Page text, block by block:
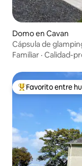
Domo en Cavan
Cápsula de
Familiar · Calidad-
Favorito entre
Favorito entre